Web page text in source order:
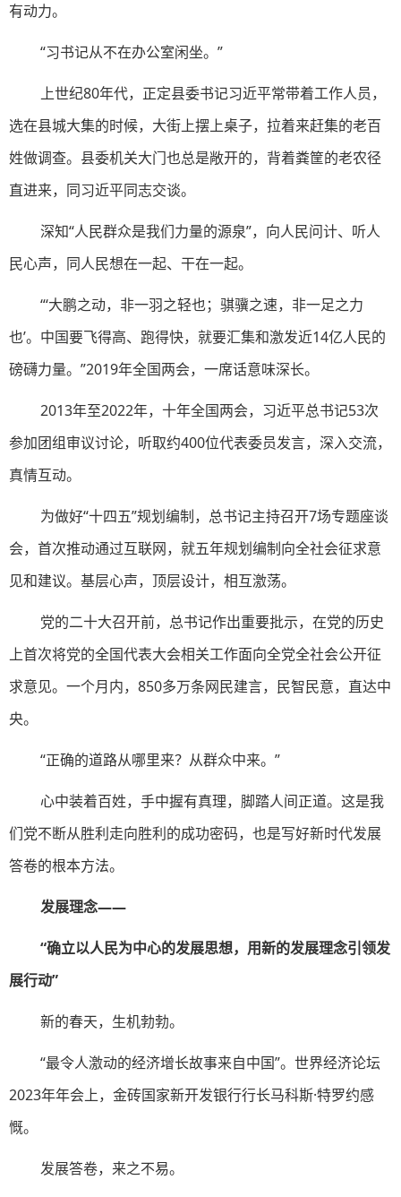
有动力。
“习书记从不在办公室闲坐。”
上世纪80年代，正定县委书记习近平常带着工作人员，
选在县城大集的时候，大街上摆上桌子，拉着来赶集的老百
姓做调查。县委机关大门也总是敞开的，背着粪筐的老农径
直进来，同习近平同志交谈。
深知“人民群众是我们力量的源泉”，向人民问计、听人
民心声，同人民想在一起、干在一起。
“‘大鹏之动，非一羽之轻也；骐骥之速，非一足之力
也’。中国要飞得高、跑得快，就要汇集和激发近14亿人民的
磅礴力量。”2019年全国两会，一席话意味深长。
2013年至2022年，十年全国两会，习近平总书记53次
参加团组审议讨论，听取约400位代表委员发言，深入交流，
真情互动。
为做好“十四五”规划编制，总书记主持召开7场专题座谈
会，首次推动通过互联网，就五年规划编制向全社会征求意
见和建议。基层心声，顶层设计，相互激荡。
党的二十大召开前，总书记作出重要批示，在党的历史
上首次将党的全国代表大会相关工作面向全党全社会公开征
求意见。一个月内，850多万条网民建言，民智民意，直达中
央。
“正确的道路从哪里来？从群众中来。”
心中装着百姓，手中握有真理，脚踏人间正道。这是我
们党不断从胜利走向胜利的成功密码，也是写好新时代发展
答卷的根本方法。
发展理念——
“确立以人民为中心的发展思想，用新的发展理念引领发
展行动”
新的春天，生机勃勃。
“最令人激动的经济增长故事来自中国”。世界经济论坛
2023年年会上，金砖国家新开发银行行长马科斯·特罗约感
慨。
发展答卷，来之不易。